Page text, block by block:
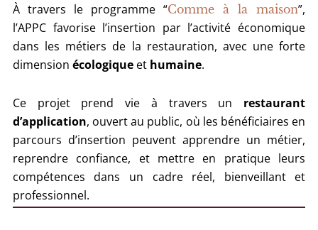
À travers le programme “Comme à la maison”,
l’APPC favorise l’insertion par l’activité économique
dans les métiers de la restauration, avec une forte
dimension écologiqueet humaine.
Ce projet prend vie à travers un restaurant
d’application, ouvert au public, où les bénéficiaires en
parcours d’insertion peuvent apprendre un métier,
reprendre confiance, et mettre en pratique leurs
compétences dans un cadre réel, bienveillant et
professionnel.